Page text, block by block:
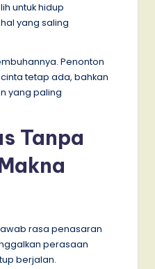
untuk hidup
yang saling
Penonton
tetap ada, bahkan
yang paling
Tanpa
rasa penasaran
perasaan
berjalan.